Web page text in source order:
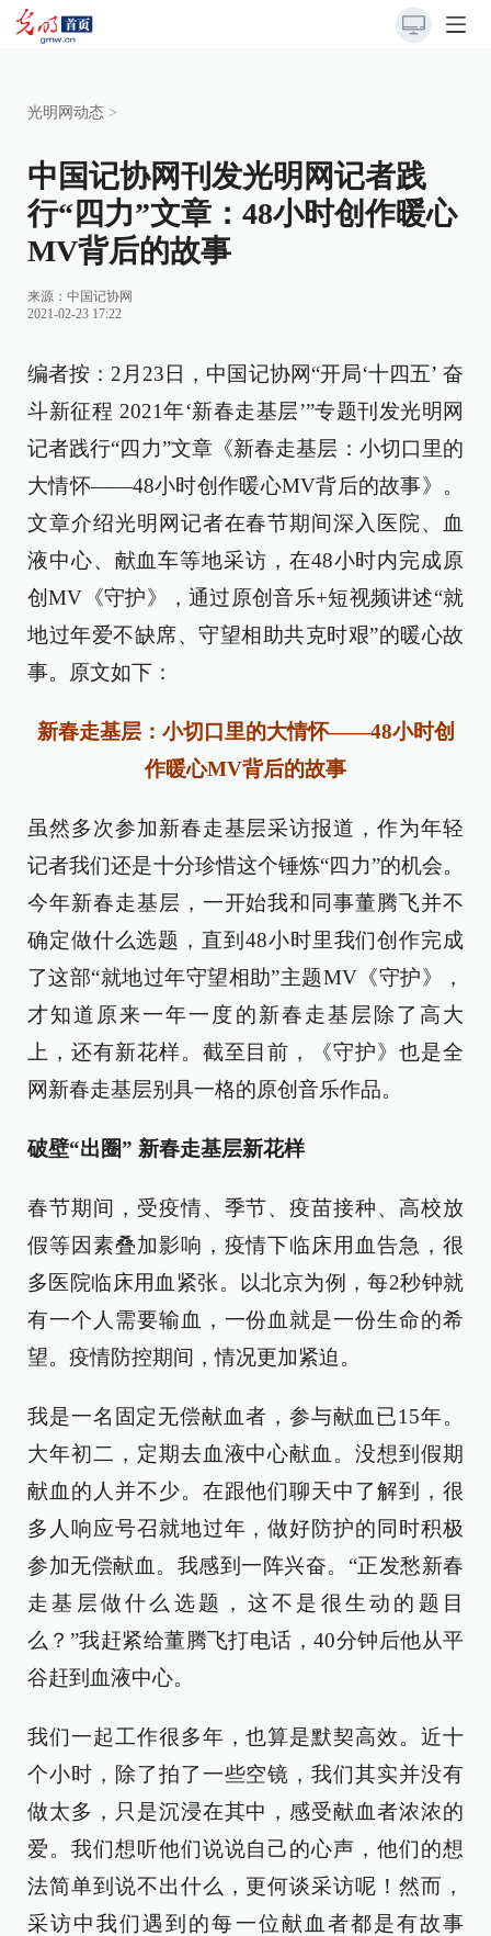
光明网动态 >
中国记协网刊发光明网记者践
行“四力”文章：48小时创作暖心
MV背后的故事
来源： 中国记协网
2021-02-23 17:22
编者按：2月23日，中国记协网“开局‘十四五’ 奋
斗新征程 2021年‘新春走基层’”专题刊发光明网
记者践行“四力”文章《新春走基层：小切口里的
大情怀——48小时创作暖心MV背后的故事》。
文章介绍光明网记者在春节期间深入医院、血
液中心、献血车等地采访，在48小时内完成原
创MV《守护》，通过原创音乐+短视频讲述“就
地过年爱不缺席、守望相助共克时艰”的暖心故
事。原文如下：
新春走基层：小切口里的大情怀——48小时创
作暖心MV背后的故事
虽然多次参加新春走基层采访报道，作为年轻
记者我们还是十分珍惜这个锤炼“四力”的机会。
今年新春走基层，一开始我和同事董腾飞并不
确定做什么选题，直到48小时里我们创作完成
了这部“就地过年守望相助”主题MV《守护》，
才知道原来一年一度的新春走基层除了高大
上，还有新花样。截至目前，《守护》也是全
网新春走基层别具一格的原创音乐作品。
破壁“出圈” 新春走基层新花样
春节期间，受疫情、季节、疫苗接种、高校放
假等因素叠加影响，疫情下临床用血告急，很
多医院临床用血紧张。以北京为例，每2秒钟就
有一个人需要输血，一份血就是一份生命的希
望。疫情防控期间，情况更加紧迫。
我是一名固定无偿献血者，参与献血已15年。
大年初二，定期去血液中心献血。没想到假期
献血的人并不少。在跟他们聊天中了解到，很
多人响应号召就地过年，做好防护的同时积极
参加无偿献血。我感到一阵兴奋。“正发愁新春
走基层做什么选题，这不是很生动的题目
么？”我赶紧给董腾飞打电话，40分钟后他从平
谷赶到血液中心。
我们一起工作很多年，也算是默契高效。近十
个小时，除了拍了一些空镜，我们其实并没有
做太多，只是沉浸在其中，感受献血者浓浓的
爱。我们想听他们说说自己的心声，他们的想
法简单到说不出什么，更何谈采访呢！然而，
采访中我们遇到的每一位献血者都是有故事